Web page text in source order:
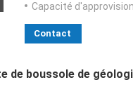
Capacité
Contact
de boussole de